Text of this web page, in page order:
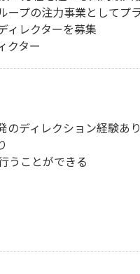
プの注力事業としてプ
ィレクターを募集
クター
のディレクション経験あり
うことができる